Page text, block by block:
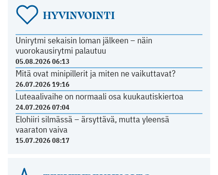
HYVINVOINTI
Unirytmi sekaisin loman jälkeen – näin
vuorokausirytmi palautuu
05.08.2026 06:13
Mitä ovat minipillerit ja miten ne vaikuttavat?
26.07.2026 19:16
Luteaalivaihe on normaali osa kuukautiskiertoa
24.07.2026 07:04
Elohiiri silmässä – ärsyttävä, mutta yleensä
vaaraton vaiva
15.07.2026 08:17